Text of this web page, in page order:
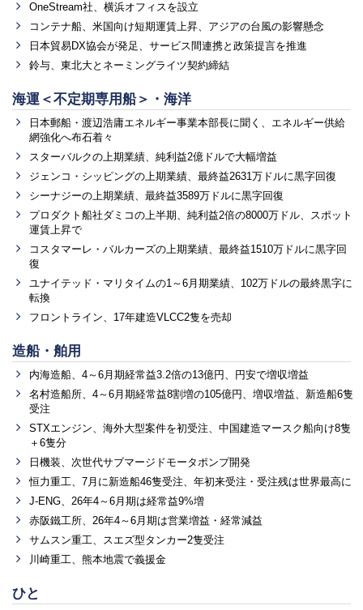
OneStream社、横浜オフィスを設立
コンテナ船、米国向け短期運賃上昇、アジアの台風の影響懸念
日本貿易DX協会が発足、サービス間連携と政策提言を推進
鈴与、東北大とネーミングライツ契約締結
海運＜不定期専用船＞・海洋
日本郵船・渡辺浩庸エネルギー事業本部長に聞く、エネルギー供給
網強化へ布石着々
スターバルクの上期業績、純利益2億ドルで大幅増益
ジェンコ・シッピングの上期業績、最終益2631万ドルに黒字回復
シーナジーの上期業績、最終益3589万ドルに黒字回復
プロダクト船社ダミコの上半期、純利益2倍の8000万ドル、スポット
運賃上昇で
コスタマーレ・バルカーズの上期業績、最終益1510万ドルに黒字回
復
ユナイテッド・マリタイムの1～6月期業績、102万ドルの最終黒字に
転換
フロントライン、17年建造VLCC2隻を売却
造船・舶用
内海造船、4～6月期経常益3.2倍の13億円、円安で増収増益
名村造船所、4～6月期経常益8割増の105億円、増収増益、新造船6隻
受注
STXエンジン、海外大型案件を初受注、中国建造マースク船向け8隻
＋6隻分
日機装、次世代サブマージドモータポンプ開発
恒力重工、7月に新造船46隻受注、年初来受注・受注残は世界最高に
J-ENG、26年4～6月期は経常益9%増
赤阪鐵工所、26年4～6月期は営業増益・経常減益
サムスン重工、スエズ型タンカー2隻受注
川崎重工、熊本地震で義援金
ひと